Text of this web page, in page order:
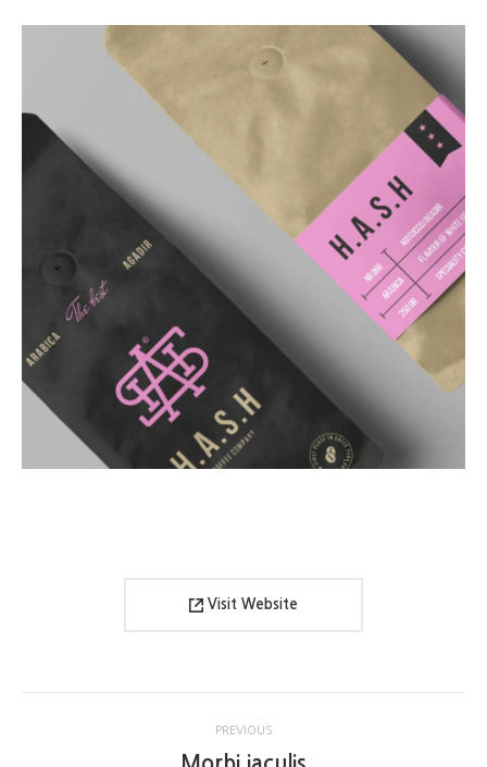
Visit Website
PREVIOUS
Previous